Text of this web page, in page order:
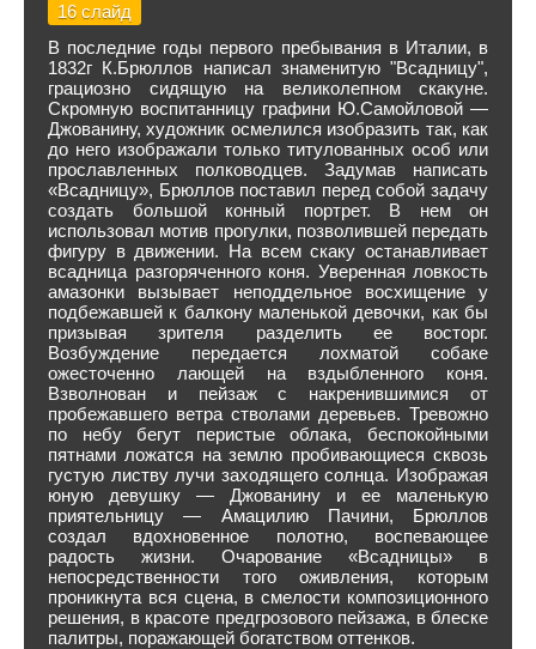
16 слайд
В последние годы первого пребывания в Италии, в
1832г К.Брюллов написал знаменитую "Всадницу",
грациозно сидящую на великолепном скакуне.
Скромную воспитанницу графини Ю.Самойловой —
Джованину, художник осмелился изобразить так, как
до него изображали только титулованных особ или
прославленных полководцев. Задумав написать
«Всадницу», Брюллов поставил перед собой задачу
создать большой конный портрет. В нем он
использовал мотив прогулки, позволившей передать
фигуру в движении. На всем скаку останавливает
всадница разгоряченного коня. Уверенная ловкость
амазонки вызывает неподдельное восхищение у
подбежавшей к балкону маленькой девочки, как бы
призывая зрителя разделить ее восторг.
Возбуждение передается лохматой собаке
ожесточенно лающей на вздыбленного коня.
Взволнован и пейзаж с накренившимися от
пробежавшего ветра стволами деревьев. Тревожно
по небу бегут перистые облака, беспокойными
пятнами ложатся на землю пробивающиеся сквозь
густую листву лучи заходящего солнца. Изображая
юную девушку — Джованину и ее маленькую
приятельницу — Амацилию Пачини, Брюллов
создал вдохновенное полотно, воспевающее
радость жизни. Очарование «Всадницы» в
непосредственности того оживления, которым
проникнута вся сцена, в смелости композиционного
решения, в красоте предгрозового пейзажа, в блеске
палитры, поражающей богатством оттенков.